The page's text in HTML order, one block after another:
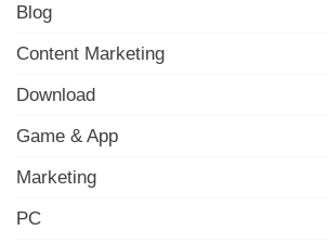
Blog
Content Marketing
Download
Game & App
Marketing
PC